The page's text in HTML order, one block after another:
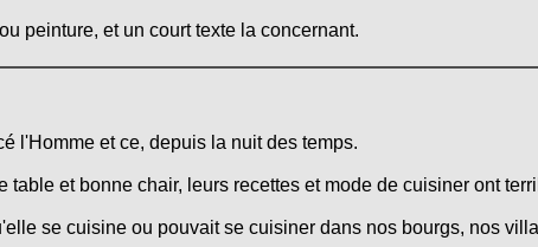
peinture, et un court texte la concernant.
l'Homme et ce, depuis la nuit des temps.
et bonne chair, leurs recettes et mode de cuisiner ont
se cuisine ou pouvait se cuisiner dans nos bourgs, nos